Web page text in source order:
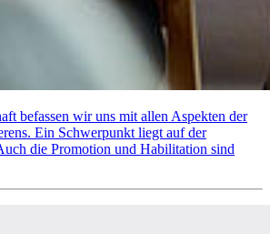
befassen wir uns mit allen Aspekten der
Ein Schwerpunkt liegt auf der
die Promotion und Habilitation sind